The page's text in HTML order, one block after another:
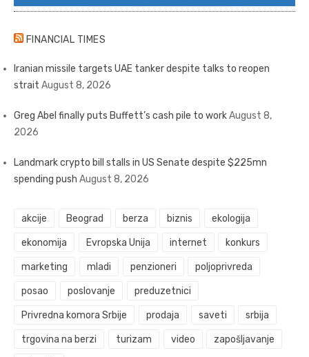
FINANCIAL TIMES
Iranian missile targets UAE tanker despite talks to reopen
strait August 8, 2026
Greg Abel finally puts Buffett’s cash pile to workAugust 8,
2026
Landmark crypto bill stalls in US Senate despite $225mn
spending push August 8, 2026
akcije Beograd berza biznis ekologija
ekonomija Evropska Unija internet konkurs
marketing mladi penzioneri poljoprivreda
posao poslovanje preduzetnici
Privredna komora Srbije prodaja saveti srbija
trgovina na berzi turizam video zapošljavanje